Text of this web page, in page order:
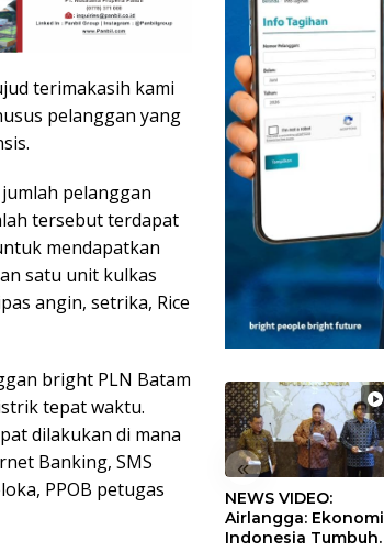
terimakasih kami
pelanggan yang
pelanggan
tersebut terdapat
mendapatkan
satu unit kulkas
angin, setrika, Rice
bright PLN Batam
tepat waktu.
dilakukan di mana
Banking, SMS
PPOB petugas
«
NEWS VIDEO:
Airlangga: Ekonomi
Indonesia Tumbuh